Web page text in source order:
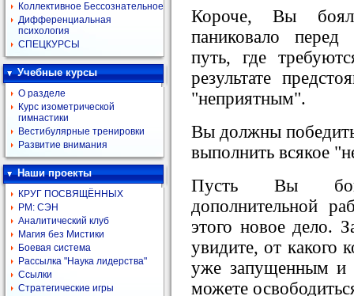
Коллективное Бессознательное
Дифференциальная
психология
СПЕЦКУРСЫ
Учебные курсы
О разделе
Курс изометрической
гимнастики
Вестибулярные тренировки
Развитие внимания
Наши проекты
КРУГ ПОСВЯЩЁННЫХ
РМ: СЭН
Аналитический клуб
Магия без Мистики
Боевая система
Рассылка "Наука лидерства"
Ссылки
Стратегические игры
Короче, Вы
паниковало
путь, где
результате
"неприятным".
Вы должны
выполнить всякое
Пусть Вы
дополнительной
этого новое дело.
увидите, от какого
уже запущенным
можете